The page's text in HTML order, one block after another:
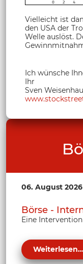
Vielleicht ist
den USA der
Welle auslöst.
Ich wünsche
Ihr
Sven
06. August 2026
Börse -
Eine